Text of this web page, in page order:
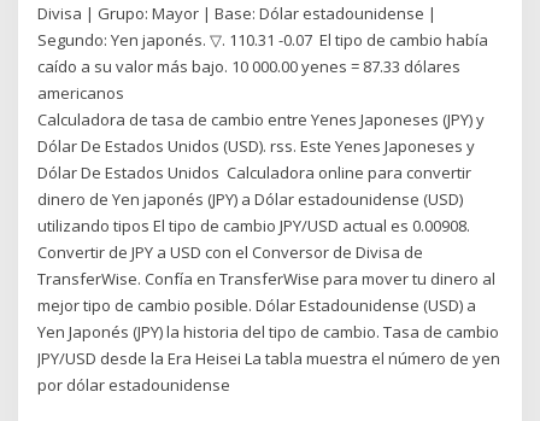
Divisa | Grupo: Mayor | Base: Dólar estadounidense |
Segundo: Yen japonés. ▽. 110.31 -0.07 El tipo de cambio había
caído a su valor más bajo. 10 000.00 yenes = 87.33 dólares
americanos
Calculadora de tasa de cambio entre Yenes Japoneses (JPY) y
Dólar De Estados Unidos (USD). rss. Este Yenes Japoneses y
Dólar De Estados Unidos Calculadora online para convertir
dinero de Yen japonés (JPY) a Dólar estadounidense (USD)
utilizando tipos El tipo de cambio JPY/USD actual es 0.00908.
Convertir de JPY a USD con el Conversor de Divisa de
TransferWise. Confía en TransferWise para mover tu dinero al
mejor tipo de cambio posible. Dólar Estadounidense (USD) a
Yen Japonés (JPY) la historia del tipo de cambio. Tasa de cambio
JPY/USD desde la Era Heisei La tabla muestra el número de yen
por dólar estadounidense